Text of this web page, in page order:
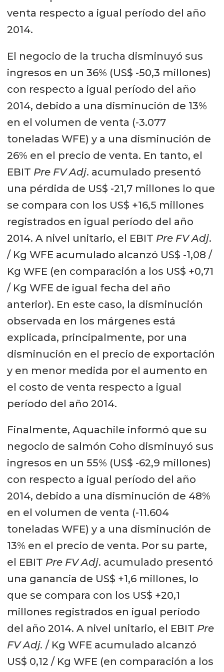
venta respecto a igual período del año
2014.
El negocio de la trucha disminuyó sus
ingresos en un 36% (US$ -50,3 millones)
con respecto a igual período del año
2014, debido a una disminución de 13%
en el volumen de venta (-3.077
toneladas WFE) y a una disminución de
26% en el precio de venta. En tanto, el
EBIT Pre FV Adj. acumulado presentó
una pérdida de US$ -21,7 millones lo que
se compara con los US$ +16,5 millones
registrados en igual período del año
2014. A nivel unitario, el EBIT Pre FV Adj.
/ Kg WFE acumulado alcanzó US$ -1,08 /
Kg WFE (en comparación a los US$ +0,71
/ Kg WFE de igual fecha del año
anterior). En este caso, la disminución
observada en los márgenes está
explicada, principalmente, por una
disminución en el precio de exportación
y en menor medida por el aumento en
el costo de venta respecto a igual
período del año 2014.
Finalmente, Aquachile informó que su
negocio de salmón Coho disminuyó sus
ingresos en un 55% (US$ -62,9 millones)
con respecto a igual período del año
2014, debido a una disminución de 48%
en el volumen de venta (-11.604
toneladas WFE) y a una disminución de
13% en el precio de venta. Por su parte,
el EBIT Pre FV Adj. acumulado presentó
una ganancia de US$ +1,6 millones, lo
que se compara con los US$ +20,1
millones registrados en igual período
del año 2014. A nivel unitario, el EBIT Pre
FV Adj. / Kg WFE acumulado alcanzó
US$ 0,12 / Kg WFE (en comparación a los